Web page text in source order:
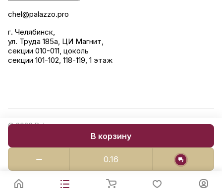
В корзину
chel@palazzo.pro
г. Челябинск,
ул. Труда 185а, ЦИ Магнит,
секции 010-011, цоколь
секции 101-102, 118-119, 1 этаж
© 2026 Palazzo: керамогранит, сантехника, строительные